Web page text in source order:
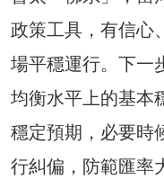
政策工具，有信心
場平穩運行。下一
均衡水平上的基本
穩定預期，必要時
行糾偏，防範匯率